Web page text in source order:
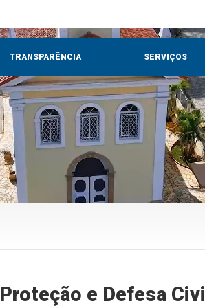
TRANSPARÊNCIA SERVIÇOS
Proteção e Defesa Civil